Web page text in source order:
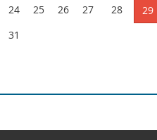
24
25 26 27 28 29
31